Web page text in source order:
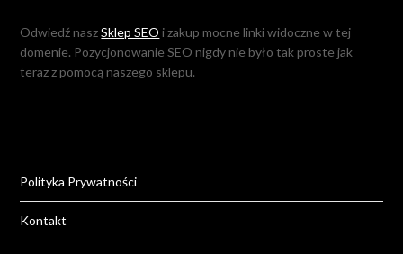
Odwiedź naszSklep SEO i zakup mocne linki widoczne w tej
domenie. Pozycjonowanie SEO nigdy nie było tak proste jak
teraz z pomocą naszego sklepu.
Polityka Prywatności
Kontakt